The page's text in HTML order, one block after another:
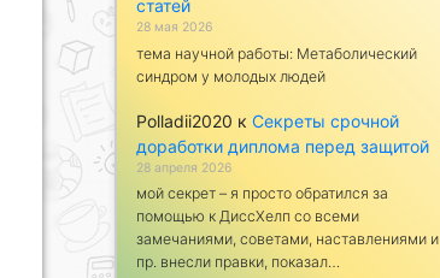
статей
28 мая 2026
тема научной работы: Метаболический
синдром у молодых людей
Polladii2020 к Секреты срочной
доработки диплома перед защитой
28 апреля 2026
мой секрет – я просто обратился за
помощью к ДиссХелп со всеми
замечаниями, советами, наставлениями и
пр. внесли правки, показал…